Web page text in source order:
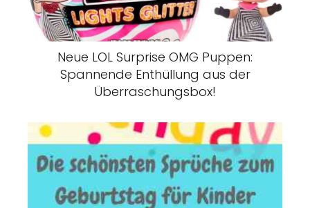
Neue LOL Surprise OMG Puppen:
Spannende Enthüllung aus der
Überraschungsbox!